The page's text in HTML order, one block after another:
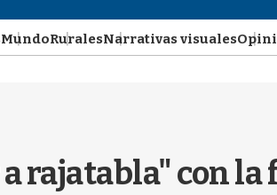
MundoRuralesNarrativas visuales
rajatabla" con la